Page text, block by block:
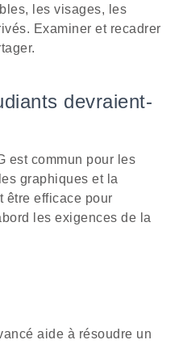
les visages, les
Examiner et recadrer
devraient-
est commun pour les
graphiques et la
être efficace pour
les exigences de la
aide à résoudre un